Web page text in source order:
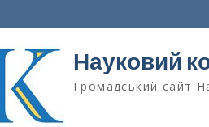
Науковий
Громадський сайт